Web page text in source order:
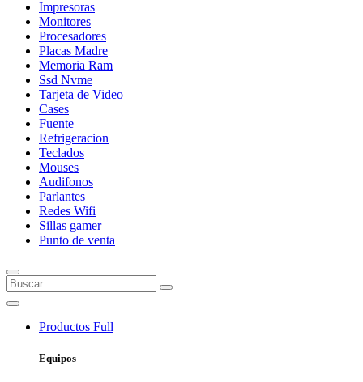
Impresoras
Monitores
Procesadores
Placas Madre
Memoria Ram
Ssd Nvme
Tarjeta de Video
Cases
Fuente
Refrigeracion
Teclados
Mouses
Audifonos
Parlantes
Redes Wifi
Sillas gamer
Punto de venta
Productos Full
Equipos